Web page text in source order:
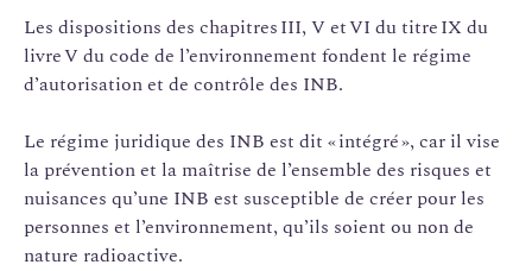
Les dispositions des chapitres III, V et VI du titre IX du
livre V du code de l’environnement fondent le régime
d’autorisation et de contrôle des INB.
Le régime juridique des INB est dit « intégré », car il vise
la prévention et la maîtrise de l’ensemble des risques et
nuisances qu’une INB est susceptible de créer pour les
personnes et l’environnement, qu’ils soient ou non de
nature radioactive.